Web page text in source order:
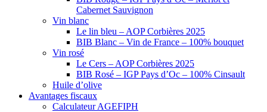
Cabernet Sauvignon
Vin blanc
Le lin bleu – AOP Corbières 2025
BIB Blanc – Vin de France – 100% bouquet
Vin rosé
Le Cers – AOP Corbières 2025
BIB Rosé – IGP Pays d’Oc – 100% Cinsault
Huile d’olive
Avantages fiscaux
Calculateur AGEFIPH